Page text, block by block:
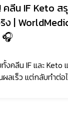
ลีน IF Keto ส
ง |
🎧
งคลีน IF และ Keto
ลเร็ว แต่กลับทำต่อไ